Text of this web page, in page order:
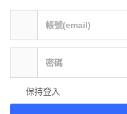
保持登入